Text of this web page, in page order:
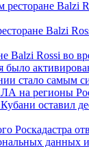
Balzi
Balzi Rossi во
было
стало самым
на регионы
оставил